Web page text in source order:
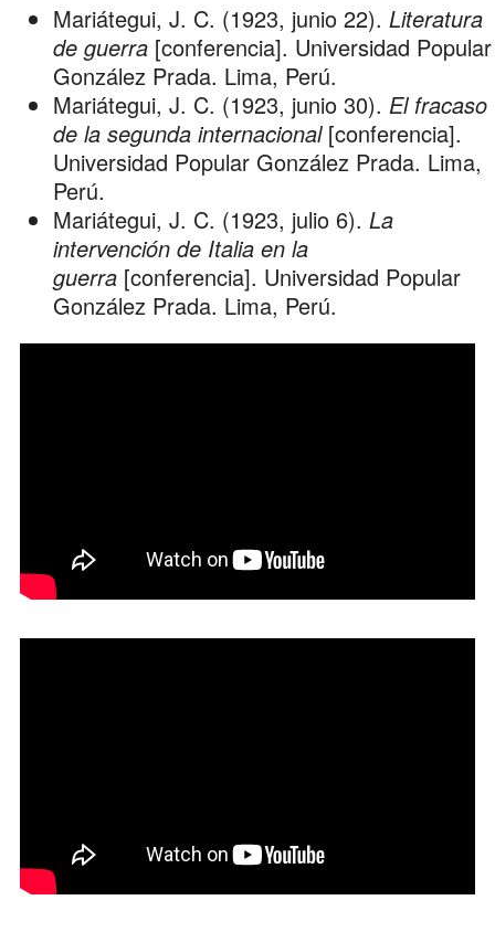
Mariátegui, J. C. (1923, junio 22). Literatura
de guerra[conferencia]. Universidad Popular
González Prada. Lima, Perú.
Mariátegui, J. C. (1923, junio 30). El fracaso
de la segunda internacional[conferencia].
Universidad Popular González Prada. Lima,
Perú.
Mariátegui, J. C. (1923, julio 6). La
intervención de Italia en la
guerra[conferencia]. Universidad Popular
González Prada. Lima, Perú.